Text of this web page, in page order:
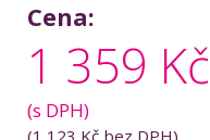
Cena:
1 359 Kč
(s DPH)
(1 123 Kč bez DPH)